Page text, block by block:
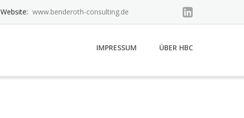
Website: www.benderoth-consulting.de
IMPRESSUM ÜBER HBC